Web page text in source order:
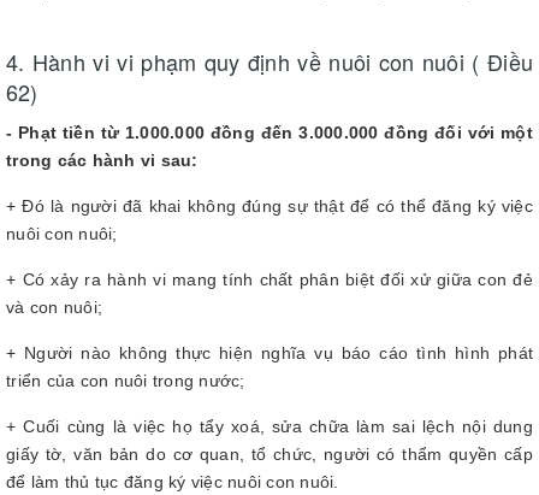
4. Hành vi vi phạm quy định về nuôi con nuôi ( Điều
62)
- Phạt tiền từ 1.000.000 đồng đến 3.000.000 đồng đối với một
trong các hành vi sau:
+ Đó là người đã khai không đúng sự thật để có thể đăng ký việc
nuôi con nuôi;
+ Có xảy ra hành vi mang tính chất phân biệt đối xử giữa con đẻ
và con nuôi;
+ Người nào không thực hiện nghĩa vụ báo cáo tình hình phát
triển của con nuôi trong nước;
+ Cuối cùng là việc họ tẩy xoá, sửa chữa làm sai lệch nội dung
giấy tờ, văn bản do cơ quan, tổ chức, người có thẩm quyền cấp
để làm thủ tục đăng ký việc nuôi con nuôi.